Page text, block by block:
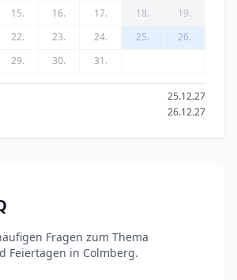
15. 16. 17. 18.
19.
22. 23. 24. 25.
26.
29. 30. 31.
25.12.27
26.12.27
Fragen zum Thema
Feiertagen in Colmberg.